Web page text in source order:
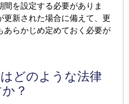
間を設定する必要がありま
更新された場合に備えて、更
あらかじめ定めておく必要が
どのような法律
？